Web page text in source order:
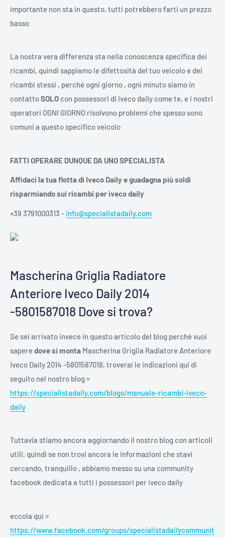
importante non sta in questo, tutti potrebbero farti un prezzo
basso
La nostra vera differenza sta nella conoscenza specifica dei
ricambi, quindi sappiamo le difettosità del tuo veicolo e dei
ricambi stessi , perché ogni giorno , ogni minuto siamo in
contattoSOLO con possessori di iveco daily come te, e i nostri
operatori OGNI GIORNO risolvono problemi che spesso sono
comuni a questo specifico veicolo
FATTI OPERARE DUNQUE DA UNO SPECIALISTA
Affidaci la tua flotta di Iveco Daily e guadagna più soldi
risparmiando sui ricambi per iveco daily
+39 3791000313 - info@specialistadaily.com
Mascherina Griglia Radiatore
Anteriore Iveco Daily 2014
-5801587018 Dove si trova?
Se sei arrivato invece in questo articolo del blog perchè vuoi
saperedove si monta Mascherina Griglia Radiatore Anteriore
Iveco Daily 2014 -5801587018, troverai le indicazioni qui di
seguito nel nostro blog =
https://specialistadaily.com/blogs/manuale-ricambi-iveco-
daily
Tuttavia stiamo ancora aggiornando il nostro blog con articoli
utili, quindi se non trovi ancora le informazioni che stavi
cercando, tranquillo , abbiamo messo su una community
facebook dedicata a tutti i possessori per iveco daily
eccola qui =
https://www.facebook.com/groups/specialistadailycommunit